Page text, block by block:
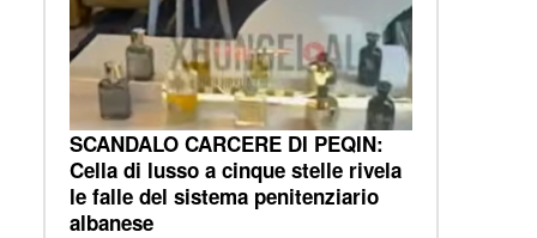
SCANDALO CARCERE DI PEQIN:
Cella di lusso a cinque stelle rivela
le falle del sistema penitenziario
albanese